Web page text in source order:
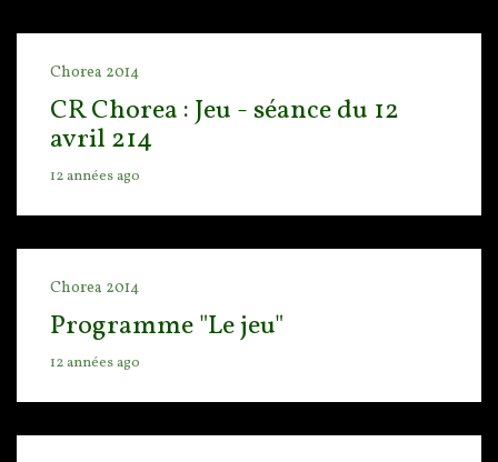
Chorea 2014
CR Chorea : Jeu - séance du 12
avril 214
12 années ago
Chorea 2014
Programme "Le jeu"
12 années ago